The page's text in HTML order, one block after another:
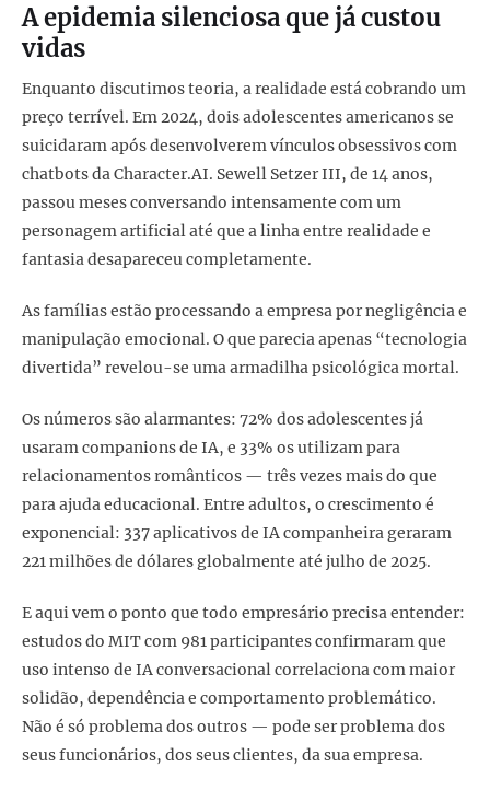
A epidemia silenciosa que já custou
vidas
Enquanto discutimos teoria, a realidade está cobrando um
preço terrível. Em 2024, dois adolescentes americanos se
suicidaram após desenvolverem vínculos obsessivos com
chatbots da Character.AI. Sewell Setzer III, de 14 anos,
passou meses conversando intensamente com um
personagem artificial até que a linha entre realidade e
fantasia desapareceu completamente.
As famílias estão processando a empresa por negligência e
manipulação emocional. O que parecia apenas “tecnologia
divertida” revelou-se uma armadilha psicológica mortal.
Os números são alarmantes: 72% dos adolescentes já
usaram companions de IA, e 33% os utilizam para
relacionamentos românticos — três vezes mais do que
para ajuda educacional. Entre adultos, o crescimento é
exponencial: 337 aplicativos de IA companheira geraram
221 milhões de dólares globalmente até julho de 2025.
E aqui vem o ponto que todo empresário precisa entender:
estudos do MIT com 981 participantes confirmaram que
uso intenso de IA conversacional correlaciona com maior
solidão, dependência e comportamento problemático.
Não é só problema dos outros — pode ser problema dos
seus funcionários, dos seus clientes, da sua empresa.